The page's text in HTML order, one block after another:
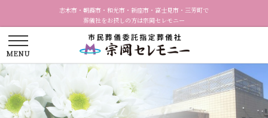
志木市・朝霞市・和光市・新座市・富士見市・三芳町で
葬儀社をお探しの方は宗岡セレモニー